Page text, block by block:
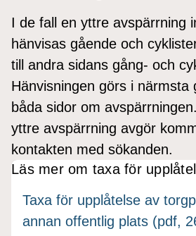
I de fall en yttre avspärrning
hänvisas gående och
till andra sidans gång- och
Hänvisningen görs i närmsta
båda sidor om
yttre avspärrning avgör
kontakten med sökanden.
Läs mer om taxa för
Taxa för upplåtelse av
annan offentlig plats (pdf,